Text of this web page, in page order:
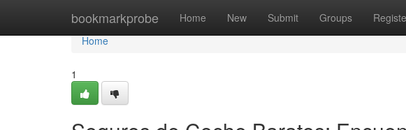
bookmarkprobe Home New Submit Groups
Home
Home
1